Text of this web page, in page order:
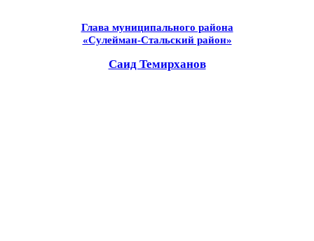
Глава муниципального района
«Сулейман-Стальский район»
Саид Темирханов